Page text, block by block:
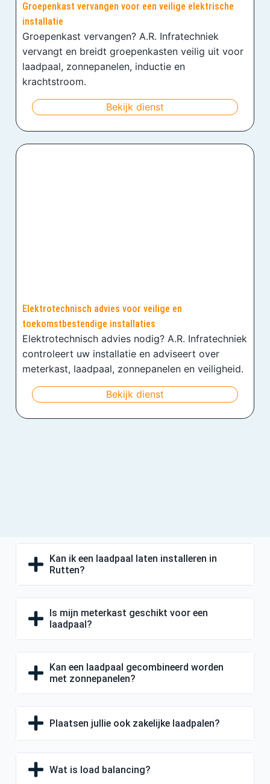
Groepenkast vervangen voor een veilige elektrische
installatie
Groepenkast vervangen? A.R. Infratechniek
vervangt en breidt groepenkasten veilig uit voor
laadpaal, zonnepanelen, inductie en
krachtstroom.
Bekijk dienst
Elektrotechnisch advies voor veilige en
toekomstbestendige installaties
Elektrotechnisch advies nodig? A.R. Infratechniek
controleert uw installatie en adviseert over
meterkast, laadpaal, zonnepanelen en veiligheid.
Bekijk dienst
Kan ik een laadpaal laten installeren in
Rutten?
Is mijn meterkast geschikt voor een
laadpaal?
Kan een laadpaal gecombineerd worden
met zonnepanelen?
Plaatsen jullie ook zakelijke laadpalen?
Wat is load balancing?